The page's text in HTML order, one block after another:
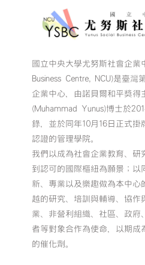
國立中央大學尤努斯社會企業
Business Centre, NCU)是臺灣
企業中心，由諾貝爾和平獎
(Muhammad Yunus)博士於
錄，並於同年10月16日正式掛
認證的管理學院。
我們以成為社會企業教育、研
到認可的國際樞紐為願景；以
新、專業以及樂趣做為本中心
越的研究、培訓與輔導、協作
業、非營利組織、社區、政府
者等對象合作為使命，以期成
的催化劑。